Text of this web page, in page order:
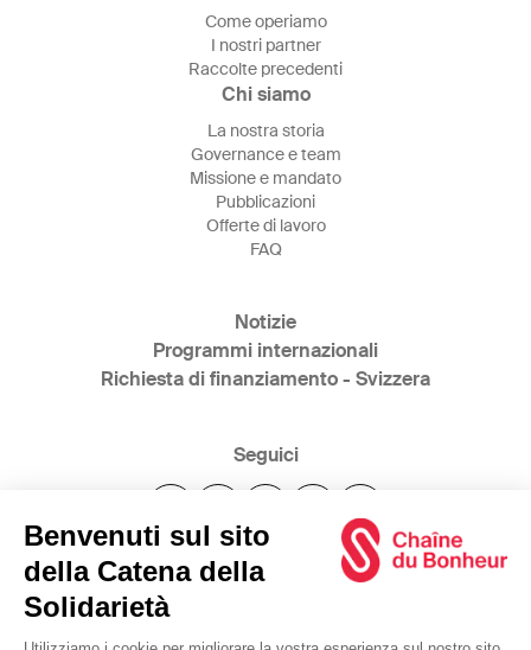
Come operiamo
I nostri partner
Raccolte precedenti
Chi siamo
La nostra storia
Governance e team
Missione e mandato
Pubblicazioni
Offerte di lavoro
FAQ
Notizie
Programmi internazionali
Richiesta di finanziamento - Svizzera
Seguici